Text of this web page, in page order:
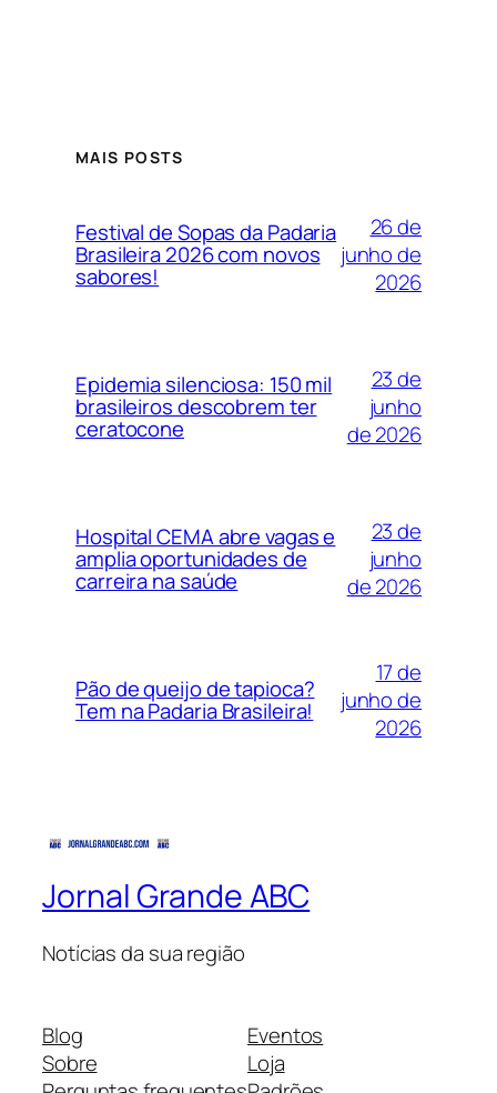
MAIS POSTS
Festival de Sopas da Padaria
Brasileira 2026 com novos
sabores!
26 de
junho de
2026
Epidemia silenciosa: 150 mil
brasileiros descobrem ter
ceratocone
23 de
junho
de 2026
Hospital CEMA abre vagas e
amplia oportunidades de
carreira na saúde
23 de
junho
de 2026
Pão de queijo de tapioca?
Tem na Padaria Brasileira!
17 de
junho de
2026
Jornal Grande ABC
Notícias da sua região
Blog
Sobre
Eventos
Loja